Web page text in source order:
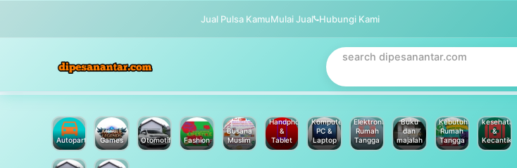
Jual Pulsa KamuMulai Jual Hubungi Kami
Autoparts Games Otomotif Fashion
Busana
Muslim
Handphone
&
Tablet
Komputer
PC &
Laptop
Elektronik
Rumah
Tangga
Buku
dan
majalah
Kebutuhan
Rumah
Tangga
kesehatan
&
Kecantikan